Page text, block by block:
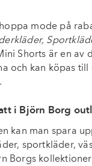
mode på
Shorts är en av
och kan köpas
i Björn Borg
kan man spara
sportkläder,
Borgs